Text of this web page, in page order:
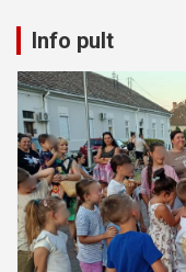
Info pult